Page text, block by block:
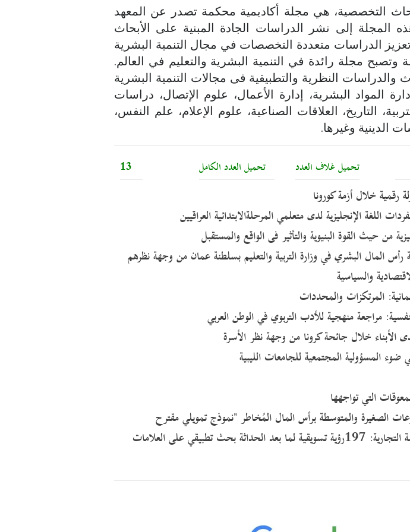
التخصصية، هي مجلة أكاديمية محكمة تصدر عن المعهد
المجلة إلى نشر الدراسات الجادة المبنية على الأبحاث
تعزيز الدراسات متعددة التخصصات في مجال التنمية البشرية
وتصبح مجلة رائدة في التنمية البشرية والتعليم في العالم.
النظرية والتطبيقية فى مجالات التنمية البشرية
المواد البشرية، إدارة الأعمال، علوم الإتصال، دراسات
التاريخ، العلاقات الصناعية، علوم الإعلام، علم النفس،
الدينية وغيرها.
تحميل غلاف العدد تحميل العدد الكامل 13
رقمية خلال أزمة كورونا
اللغة الإنجليزية لدى متعلمي المرحلةالابتدائية العراقيين
من حيث القوة البنيوية والتأثير فى الواقع والمستقبل
رأس المال البشري في وزارة التربية والتعليم بسلطنة عمان من وجهة نظرهم
والسياسية
المرتكزات والمحددات
مراجعة منهجية للأدب التربوي في الوطن العربي
الأبناء خلال جائحة كرونا من وجهة نظر الأسرة
المسؤولية المجتمعية للجامعات الليبية
التي تواجهها
الصغيرة والمتوسطة برأس المال المُخاطر "نموذج تمويلي مقترح
- نحو فهم متكامل لإنحراط الزبون مع العلامة التجارية: 197رؤية تسويقية لما بعد الحداثة بحث تطبيقي على العلامات